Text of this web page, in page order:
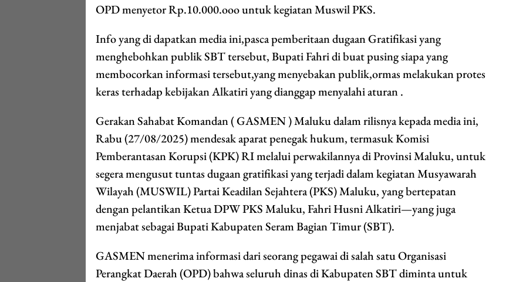
OPD menyetor Rp.10.000.ooo untuk kegiatan Muswil PKS.
Info yang di dapatkan media ini,pasca pemberitaan dugaan Gratifikasi yang
menghebohkan publik SBT tersebut, Bupati Fahri di buat pusing siapa yang
membocorkan informasi tersebut,yang menyebakan publik,ormas melakukan protes
keras terhadap kebijakan Alkatiri yang dianggap menyalahi aturan .
Gerakan Sahabat Komandan ( GASMEN ) Maluku dalam rilisnya kepada media ini,
Rabu (27/08/2025) mendesak aparat penegak hukum, termasuk Komisi
Pemberantasan Korupsi (KPK) RI melalui perwakilannya di Provinsi Maluku, untuk
segera mengusut tuntas dugaan gratifikasi yang terjadi dalam kegiatan Musyawarah
Wilayah (MUSWIL) Partai Keadilan Sejahtera (PKS) Maluku, yang bertepatan
dengan pelantikan Ketua DPW PKS Maluku, Fahri Husni Alkatiri—yang juga
menjabat sebagai Bupati Kabupaten Seram Bagian Timur (SBT).
GASMEN menerima informasi dari seorang pegawai di salah satu Organisasi
Perangkat Daerah (OPD) bahwa seluruh dinas di Kabupaten SBT diminta untuk